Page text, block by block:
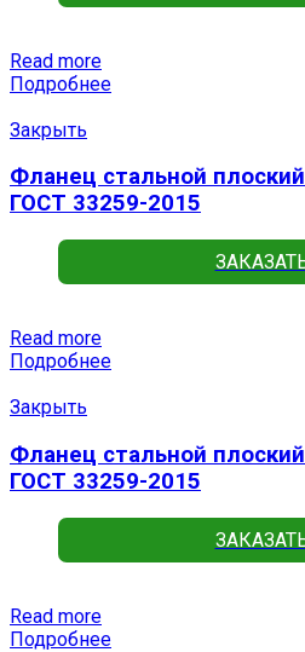
Read more
Подробнее
Закрыть
Фланец стальной
ГОСТ 33259-2015
Read more
Подробнее
Закрыть
Фланец стальной
ГОСТ 33259-2015
Read more
Подробнее